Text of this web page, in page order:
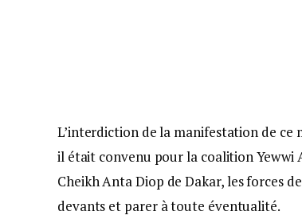
L’interdiction de la manifestation de ce
il était convenu pour la coalition Yewwi
Cheikh Anta Diop de Dakar, les forces
devants et parer à toute éventualité.